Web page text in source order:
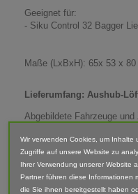
Geeignet für:
- Siku Control 32 Bagger
Maße (LxBxH): 65x 53 x 80
Lieferumfang: Aushub-
Abgebildete Fahrzeuge
Der Artikel ist im 3D-Druck-
nach bearbeitet. Daher
abweichen.
Wir verwenden Cookies, um
Zugriffe auf unsere Website zu
Ihrer Verwendung unserer Website
Partner führen diese Informationen
die Sie ihnen bereitgestellt haben